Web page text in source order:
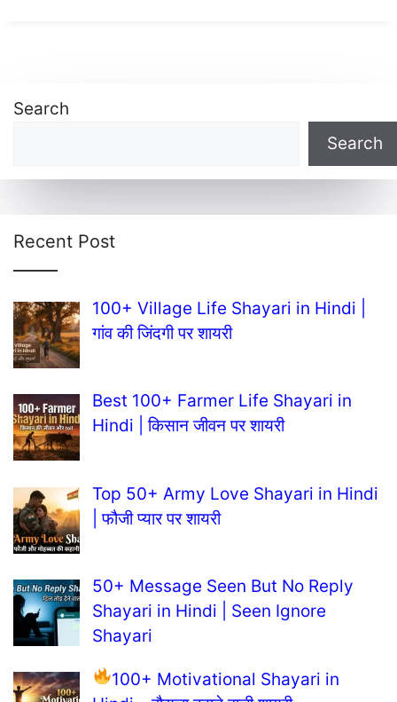
Search
Search
Recent Post
100+ Village Life Shayari in Hindi |
गांव की जिंदगी पर शायरी
Best 100+ Farmer Life Shayari in
Hindi | किसान जीवन पर शायरी
Top 50+ Army Love Shayari in Hindi
| फौजी प्यार पर शायरी
50+ Message Seen But No Reply
Shayari in Hindi | Seen Ignore
Shayari
100+ Motivational Shayari in